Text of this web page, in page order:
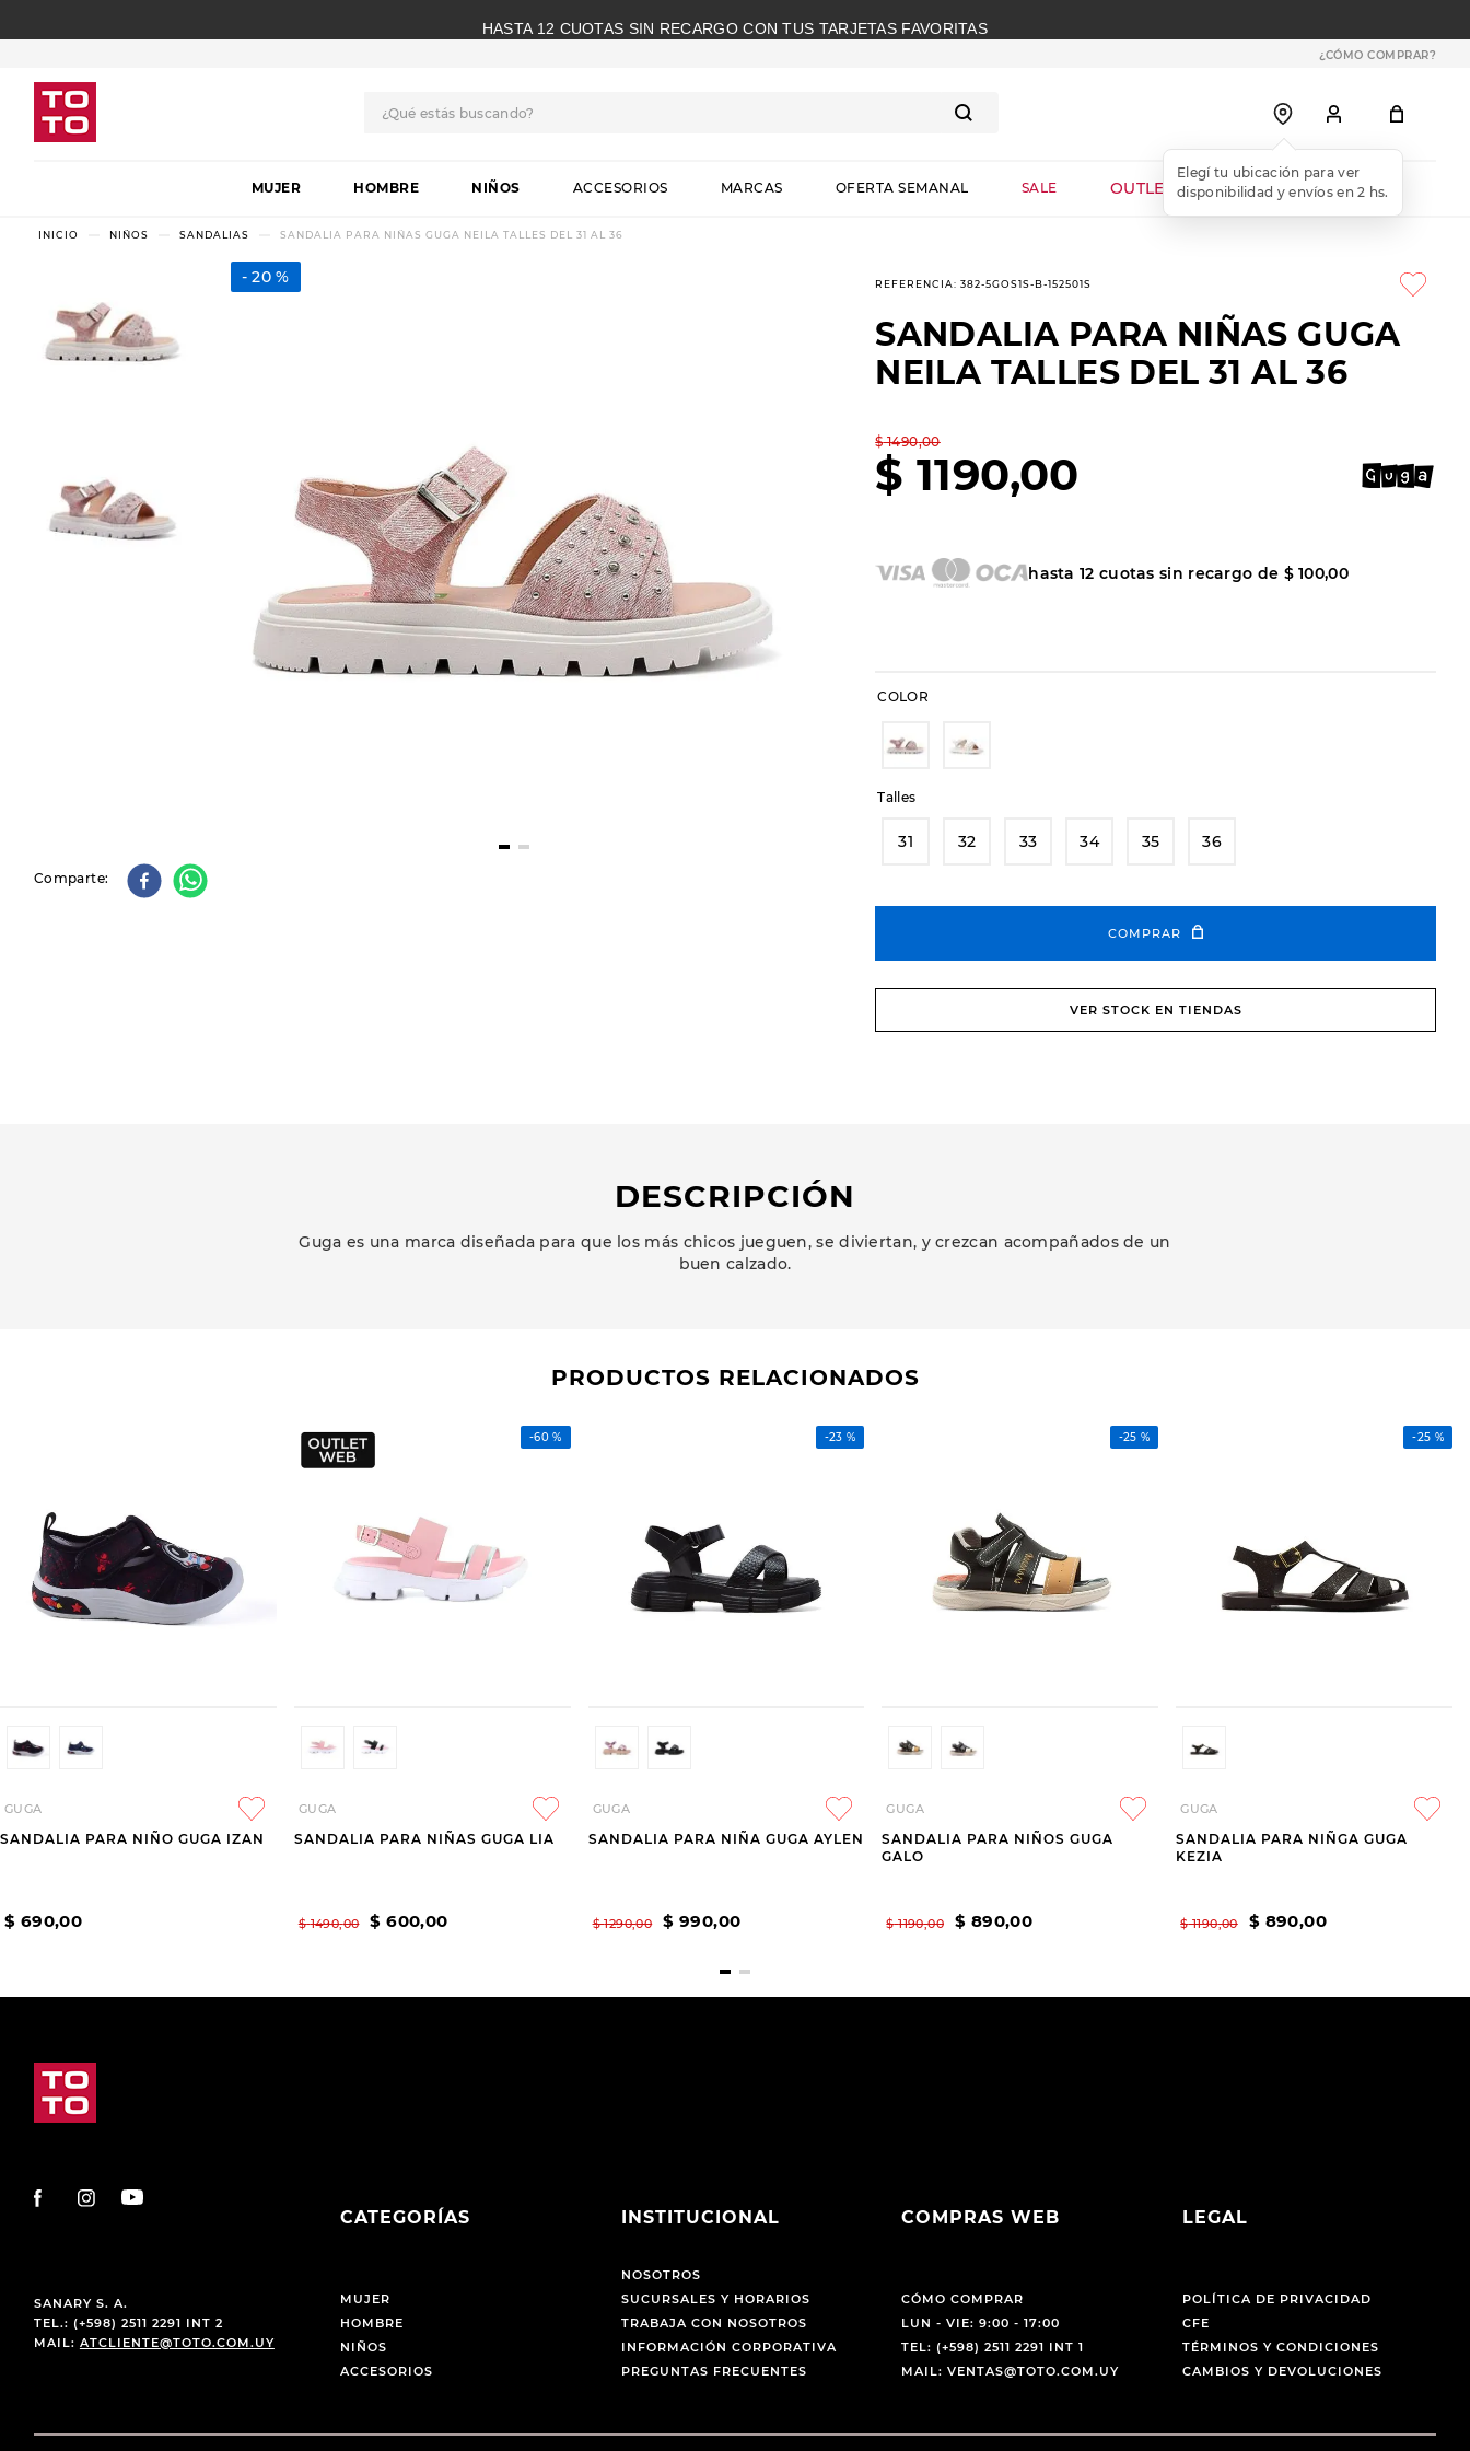
HASTA 12 CUOTAS SIN RECARGO CON TUS TARJETAS FAVORITAS
¿CÓMO COMPRAR?
MUJER HOMBRE NIÑOS ACCESORIOS MARCAS OFERTA SEMANAL SALE OUTLET WEB
NIÑOS SANDALIAS SANDALIA PARA NIÑAS GUGA NEILA TALLES DEL 31 AL 36
20 %
Comparte
REFERENCIA:382-5GOS1S-B-152501S
SANDALIA PARA NIÑAS GUGA
NEILA TALLES DEL 31 AL 36
$ 1490,00
$ 1190,00
hasta12 cuotas sin recargo de $ 100,00
COLOR
Talles
31 32 33 34 35 36
COMPRAR
VER STOCK EN TIENDAS
DESCRIPCIÓN
Guga es una marca diseñada para que los más chicos jueguen, se diviertan, y crezcan acompañados de un
buen calzado.
PRODUCTOS RELACIONADOS
GUGA
SANDALIA PARA NIÑO GUGA IZAN
$ 690,00
-60 %
GUGA
SANDALIA PARA NIÑAS GUGA LIA
$ 1490,00 $ 600,00
-23 %
GUGA
SANDALIA PARA NIÑA GUGA AYLEN
$ 1290,00 $ 990,00
-25 %
GUGA
SANDALIA PARA NIÑOS GUGA
GALO
$ 1190,00 $ 890,00
-25 %
GUGA
SANDALIA PARA NIÑGA GUGA
KEZIA
$ 1190,00 $ 890,00
SANARY S. A.
TEL.: (+598) 2511 2291 INT 2
MAIL: ATCLIENTE@TOTO.COM.UY
CATEGORÍAS
MUJER
HOMBRE
NIÑOS
ACCESORIOS
INSTITUCIONAL
NOSOTROS
SUCURSALES Y HORARIOS
TRABAJA CON NOSOTROS
INFORMACIÓN CORPORATIVA
PREGUNTAS FRECUENTES
COMPRAS WEB
CÓMO COMPRAR
LUN - VIE: 9:00 - 17:00
TEL: (+598) 2511 2291 INT 1
MAIL: VENTAS@TOTO.COM.UY
LEGAL
POLÍTICA DE PRIVACIDAD
CFE
TÉRMINOS Y CONDICIONES
CAMBIOS Y DEVOLUCIONES
1.
botas
2.
skechers
3.
slip-ins
botas dama